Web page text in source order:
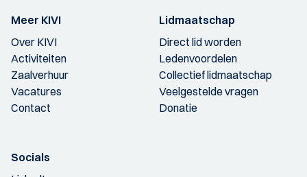
Meer KIVI
Over KIVI
Activiteiten
Zaalverhuur
Vacatures
Contact
Lidmaatschap
Direct lid worden
Ledenvoordelen
Collectief lidmaatschap
Veelgestelde vragen
Donatie
Socials